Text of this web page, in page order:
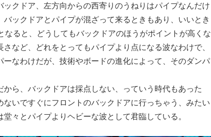
クドア、左方向からの西寄りのうねりはパイプなんだけ
ックドアとパイプが混ざって来るときもあり、いいとき
ると、どうしてもバックドアのほうがポイントが高くな
など、どれをとってもパイプより点になる波なわけで、
なわけだが、技術やボードの進化によって、そのダンパ
ら、バックドアは採点しない、っていう時代もあった
いですぐにフロントのバックドアに行っちゃう、みたい
々とパイプよりヘビーな波として君臨している。